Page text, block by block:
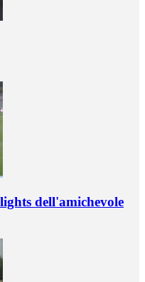
dell'amichevole